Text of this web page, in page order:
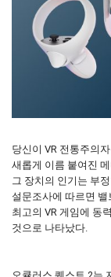
당신이 VR 전통주의
새롭게 이름 붙여진
그 장치의 인기는 부
설문조사에 따르면 밸
최고의 VR 게임에 동
것으로 나타났다.